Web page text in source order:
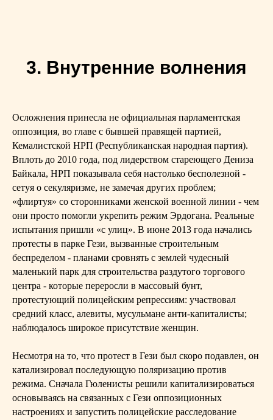
3. Внутренние волнения
Осложнения принесла не официальная парламентская
оппозиция, во главе с бывшей правящей партией,
Кемалистской НРП (Республиканская народная партия).
Вплоть до 2010 года, под лидерством стареющего Дениза
Байкала, НРП показывала себя настолько бесполезной -
сетуя о секуляризме, не замечая других проблем;
«флиртуя» со сторонниками женской военной линии - чем
они просто помогли укрепить режим Эрдогана. Реальные
испытания пришли «с улиц». В июне 2013 года начались
протесты в парке Гези, вызванные строительным
беспределом - планами сровнять с землей чудесный
маленький парк для строительства раздутого торгового
центра - которые переросли в массовый бунт,
протестующий полицейским репрессиям: участвовал
средний класс, алевиты, мусульмане анти-капиталисты;
наблюдалось широкое присутствие женщин.
Несмотря на то, что протест в Гези был скоро подавлен, он
катализировал последующую поляризацию против
режима. Сначала Гюленисты решили капитализироваться
основываясь на связанных с Гези оппозиционных
настроениях и запустить полицейские расследование